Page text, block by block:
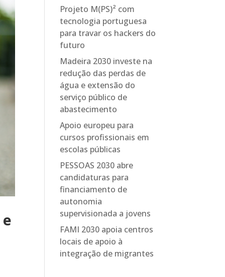
Projeto M(PS)² com
tecnologia portuguesa
para travar os hackers do
futuro
Madeira 2030 investe na
redução das perdas de
água e extensão do
serviço público de
abastecimento
Apoio europeu para
cursos profissionais em
escolas públicas
PESSOAS 2030 abre
candidaturas para
financiamento de
autonomia
supervisionada a jovens
FAMI 2030 apoia centros
locais de apoio à
integração de migrantes